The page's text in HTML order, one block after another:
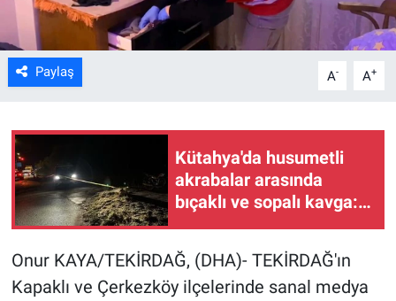
Paylaş A- A+
Kütahya'da husumetli
akrabalar arasında
bıçaklı ve sopalı kavga: 2
yaralı
Onur KAYA/TEKİRDAĞ, (DHA)- TEKİRDAĞ'ın
Kapaklı ve Çerkezköy ilçelerinde sanal medya
Genel